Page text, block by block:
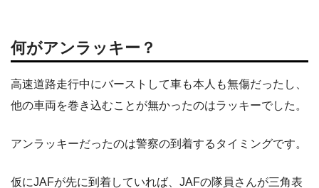
何がアンラッキー？
高速道路走行中にバーストして車も本人も無傷だったし、
他の車両を巻き込むことが無かったのはラッキーでした。
アンラッキーだったのは警察の到着するタイミングです。
仮にJAFが先に到着していれば、JAFの隊員さんが三角表